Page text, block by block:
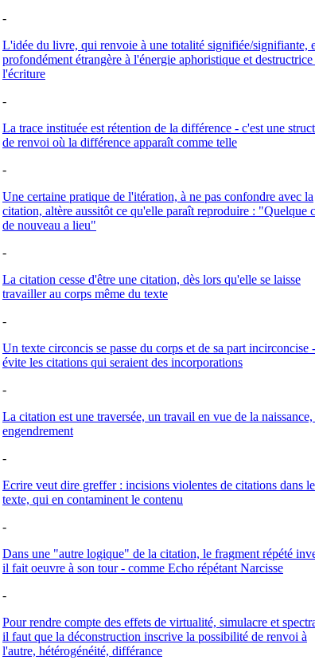
-
L'idée du livre, qui renvoie à une totalité signifiée/signifiante,
profondément étrangère à l'énergie aphoristique et destructrice
l'écriture
-
La trace instituée est rétention de la différence - c'est une
de renvoi où la différence apparaît comme telle
-
Une certaine pratique de l'itération, à ne pas confondre avec la
citation, altère aussitôt ce qu'elle paraît reproduire : "Quelque
de nouveau a lieu"
-
La citation cesse d'être une citation, dès lors qu'elle se laisse
travailler au corps même du texte
-
Un texte circoncis se passe du corps et de sa part incirconcise
évite les citations qui seraient des incorporations
-
La citation est une traversée, un travail en vue de la naissance,
engendrement
-
Ecrire veut dire greffer : incisions violentes de citations dans le
texte, qui en contaminent le contenu
-
Dans une "autre logique" de la citation, le fragment répété
il fait oeuvre à son tour - comme Echo répétant Narcisse
-
Pour rendre compte des effets de virtualité, simulacre et
il faut que la déconstruction inscrive la possibilité de renvoi à
l'autre, hétérogénéité, différance